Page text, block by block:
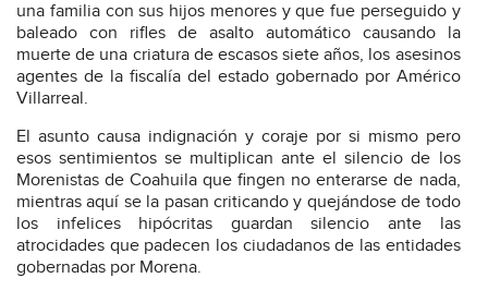
una familia con sus hijos menores y que fue perseguido y
baleado con rifles de asalto automático causando la
muerte de una criatura de escasos siete años, los asesinos
agentes de la fiscalía del estado gobernado por Américo
Villarreal.
El asunto causa indignación y coraje por si mismo pero
esos sentimientos se multiplican ante el silencio de los
Morenistas de Coahuila que fingen no enterarse de nada,
mientras aquí se la pasan criticando y quejándose de todo
los infelices hipócritas guardan silencio ante las
atrocidades que padecen los ciudadanos de las entidades
gobernadas por Morena.